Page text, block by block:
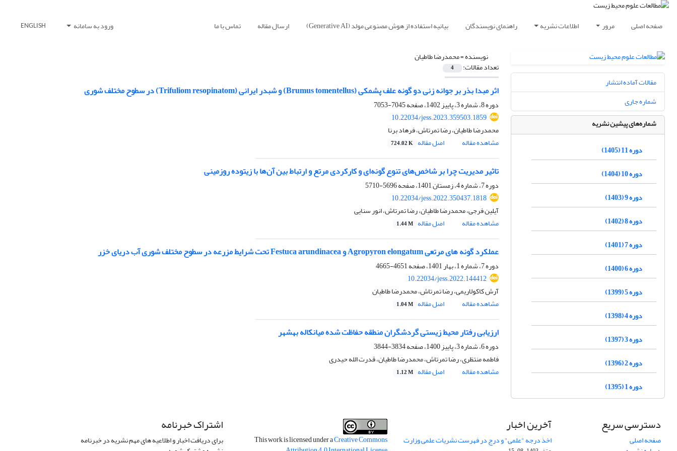
صفحه اصلی مرور اطلاعات نشریه راهنمای نویسندگان بیانیه استفاده از هوش مصنوعی مولد (Generative AI) ارسال مقاله تماس با ما ورود به سامانه ENGLISH
نویسنده =محمدرضا طاطیان
تعداد مقالات: 4
اثر مبدا بذر بر جوانه زنی دو گونه علف پشمکی (Brumus tomentellus) و شبدر ایرانی (Trifuliom resopinatom) در سطوح مختلف شوری
دوره 8، شماره 3، پاییز 1402، صفحه
7045-7053
10.22034/jess.2023.359503.1859
محمدرضا طاطیان، رضا تمرتاش، فرهاد برنا
مشاهده مقاله
اصل مقاله 724.02 K
تاثیر مدیریت چرا بر شاخص‌های تنوع گونه‌ای و کارکردی مرتع و ارتباط بین آن‌ها با زیتوده روزمینی
دوره 7، شماره 4، زمستان 1401، صفحه
5696-5710
10.22034/jess.2022.350437.1818
آیلین فرجی، محمدرضا طاطیان، رضا تمرتاش، انور سنایی
مشاهده مقاله
اصل مقاله 1.44 M
عملکرد گونه های مرتعی Agropyron elongatum و Festuca arundinacea تحت شرایط مزرعه در سطوح مختلف شوری آب دریای خزر
دوره 7، شماره 1، بهار 1401، صفحه
4651-4665
10.22034/jess.2022.144412
آرش کاکولاریمی، رضا تمرتاش، محمدرضا طاطیان
مشاهده مقاله
اصل مقاله 1.04 M
ارزیابی رفتار محیط زیستی گردشگران منطقه حفاظت شده میانکاله بهشهر
دوره 6، شماره 3، پاییز 1400، صفحه
3834-3844
فاطمه منتظری، رضا تمرتاش، محمدرضا طاطیان، قدرت الله حیدری
مشاهده مقاله
اصل مقاله 1.12 M
مقالات آماده انتشار
شماره جاری
شماره‌های پیشین نشریه
دوره 11 (1405)
دوره 10 (1404)
دوره 9 (1403)
دوره 8 (1402)
دوره 7 (1401)
دوره 6 (1400)
دوره 5 (1399)
دوره 4 (1398)
دوره 3 (1397)
دوره 2 (1396)
دوره 1 (1395)
دسترسی سریع
صفحه اصلی
آخرین اخبار
اخذ درجه "علمی" و درج در فهرست نشریات علمی وزارت This work is licensed under aCreative Commons
اشتراک خبرنامه
برای دریافت اخبار و اطلاعیه های مهم نشریه در خبرنامه